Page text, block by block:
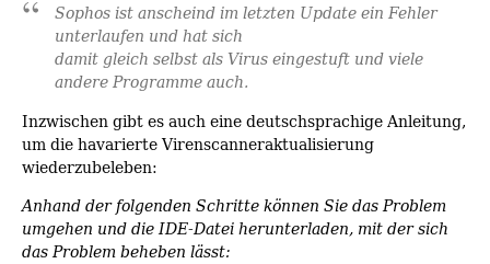
Sophos ist anscheind im letzten Update ein Fehler
unterlaufen und hat sich
damit gleich selbst als Virus eingestuft und viele
andere Programme auch.
Inzwischen gibt es auch eine deutschsprachige Anleitung,
um die havarierte Virenscanneraktualisierung
wiederzubeleben:
Anhand der folgenden Schritte können Sie das Problem
umgehen und die IDE-Datei herunterladen, mit der sich
das Problem beheben lässt: